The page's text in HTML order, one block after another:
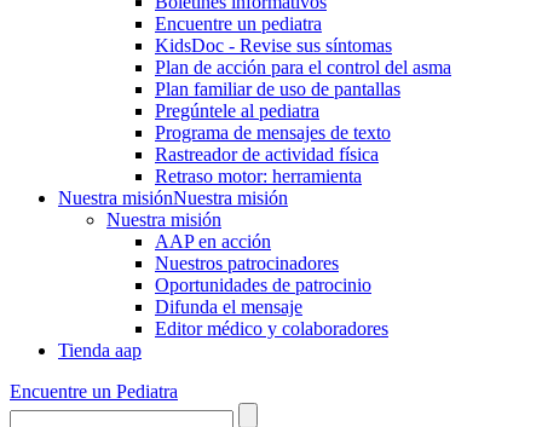
Encuentre un pediatra
KidsDoc - Revise sus síntomas
Plan de acción para el control del asma
Plan familiar de uso de pantallas
Pregúntele al pediatra
Programa de mensajes de texto
Rastre​​ador de activida​d física
Retraso motor: herramienta
Nuestra misiónNuestra misión
Nuestra misión
AAP en acción
Nuestros patrocinadores
Oportunidades de patrocinio
Difunda el mensaje
Editor médico y colaboradores
Tienda aap
Encuentre un Pediatra